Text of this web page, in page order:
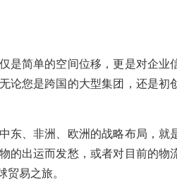
是简单的空间位移，更是对企
论您是跨国的大型集团，还是
、非洲、欧洲的战略布局，就
的出运而发愁，或者对目前的
易之旅。